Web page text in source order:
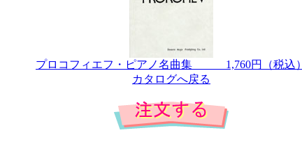
プロコフィエフ・ピアノ名曲集 1,760円（税込）
カタログへ戻る